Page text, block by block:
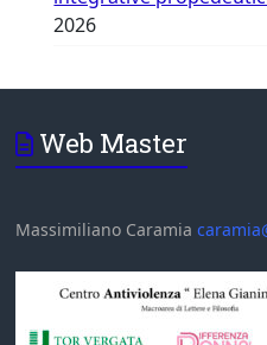
2026
Web Master
Massimiliano Caramia